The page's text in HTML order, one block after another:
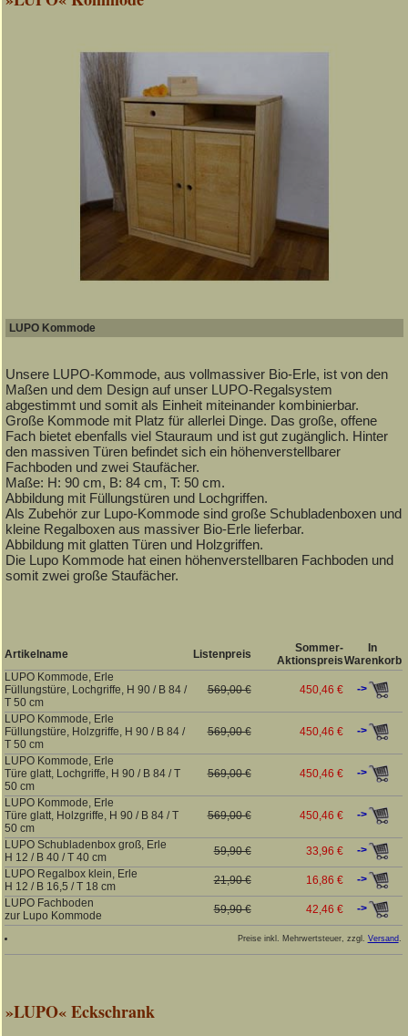
LUPO Kommode
Unsere LUPO-Kommode, aus vollmassiver Bio-Erle, ist von den
Maßen und dem Design auf unser LUPO-Regalsystem
abgestimmt und somit als Einheit miteinander kombinierbar.
Große Kommode mit Platz für allerlei Dinge. Das große, offene
Fach bietet ebenfalls viel Stauraum und ist gut zugänglich. Hinter
den massiven Türen befindet sich ein höhenverstellbarer
Fachboden und zwei Staufächer.
Maße: H: 90 cm, B: 84 cm, T: 50 cm.
Abbildung mit Füllungstüren und Lochgriffen.
Als Zubehör zur Lupo-Kommode sind große Schubladenboxen und
kleine Regalboxen aus massiver Bio-Erle lieferbar.
Abbildung mit glatten Türen und Holzgriffen.
Die Lupo Kommode hat einen höhenverstellbaren Fachboden und
somit zwei große Staufächer.
Artikelname Listenpreis
Sommer-
Aktionspreis
In
Warenkorb
LUPO Kommode, Erle
Füllungstüre, Lochgriffe, H 90 / B 84 /
T 50 cm
569,00 € 450,46 € ->
LUPO Kommode, Erle
Füllungstüre, Holzgriffe, H 90 / B 84 /
T 50 cm
569,00 € 450,46 € ->
LUPO Kommode, Erle
Türe glatt, Lochgriffe, H 90 / B 84 / T
50 cm
569,00 € 450,46 € ->
LUPO Kommode, Erle
Türe glatt, Holzgriffe, H 90 / B 84 / T
50 cm
569,00 € 450,46 € ->
LUPO Schubladenbox groß, Erle
H 12 / B 40 / T 40 cm
59,90 € 33,96 €
->
LUPO Regalbox klein, Erle
H 12 / B 16,5 / T 18 cm
21,90 € 16,86 €
->
LUPO Fachboden
zur Lupo Kommode
59,90 € 42,46 € ->
Preise inkl. Mehrwertsteuer, zzgl. Versand.
»LUPO« Eckschrank